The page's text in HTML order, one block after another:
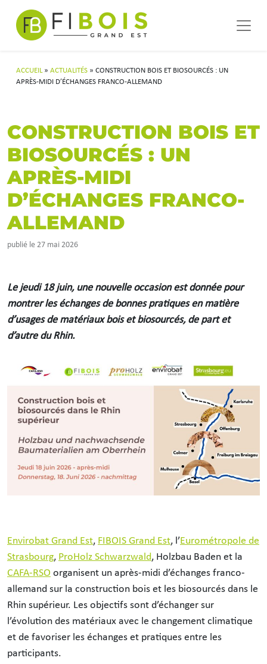
Navigation principale
ACCUEIL» ACTUALITÉS » CONSTRUCTION BOIS ET BIOSOURCÉS : UN
APRÈS-MIDI D’ÉCHANGES FRANCO-ALLEMAND
CONSTRUCTION BOIS ET
BIOSOURCÉS : UN
APRÈS-MIDI
D’ÉCHANGES FRANCO-
ALLEMAND
publié le 27 mai 2026
Le jeudi 18 juin, une nouvelle occasion est donnée pour
montrer les échanges de bonnes pratiques en matière
d’usages de matériaux bois et biosourcés, de part et
d’autre du Rhin.
Envirobat Grand Est, FIBOIS Grand Est, l’Eurométropole de
Strasbourg, ProHolz Schwarzwald, Holzbau Baden et la
CAFA-RSO organisent un après-midi d’échanges franco-
allemand sur la construction bois et les biosourcés dans le
Rhin supérieur. Les objectifs sont d’échanger sur
l’évolution des matériaux avec le changement climatique
et de favoriser les échanges et pratiques entre les
participants.